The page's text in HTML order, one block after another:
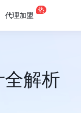
代理加盟
热
解析